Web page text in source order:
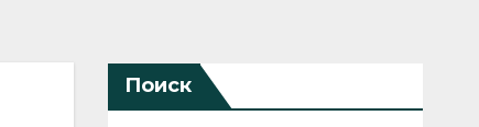
Поиск